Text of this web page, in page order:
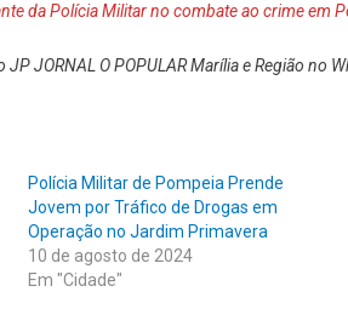
da Polícia Militar no combate ao crime em
JP JORNAL O POPULAR Marília e Região no
Polícia Militar de Pompeia Prende
Jovem por Tráfico de Drogas em
Operação no Jardim Primavera
10 de agosto de 2024
Em "Cidade"